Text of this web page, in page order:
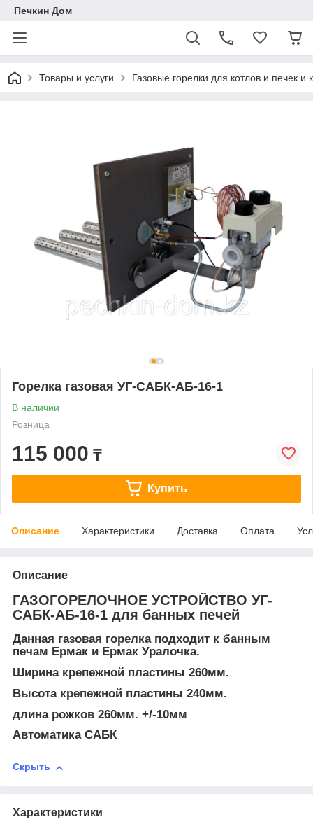
Печкин Дом
Товары и услуги Газовые горелки для котлов и печек
Горелка газовая УГ-САБК-АБ-16-1
В наличии
Розница
115 000 ₸
Купить
Описание Характеристики Доставка Оплата
Описание
ГАЗОГОРЕЛОЧНОЕ УСТРОЙСТВО УГ-
САБК-АБ-16-1 для банных печей
Данная газовая горелка подходит к банным
печам Ермак и Ермак Уралочка.
Ширина крепежной пластины 260мм.
Высота крепежной пластины 240мм.
длина рожков 260мм. +/-10мм
Автоматика САБК
Скрыть
Характеристики